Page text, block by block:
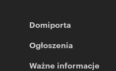
Domiporta
Ogłoszenia
Ważne informacje